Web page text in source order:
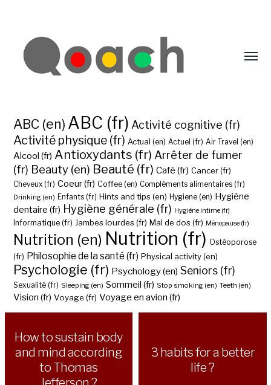
ABC (en) ABC (fr) Activité cognitive (fr)
Activité physique (fr) Actual (en) Actuel (fr) Air Travel (en)
Alcool (fr) Antioxydants (fr) Arrêter de fumer
(fr) Beauty (en) Beauté (fr) Café (fr) Cancer (fr)
Cheveux (fr) Coeur (fr) Coffee (en) Compléments alimentaires (fr)
Drinking (en) Enfants (fr) Hints and tips (en) Hygiene (en) Hygiène
dentaire (fr) Hygiène générale (fr) Hygiène intime (fr)
Informatique (fr) Jambes lourdes (fr) Mal de dos (fr) Ménopause (fr)
Nutrition (en) Nutrition (fr) Ostéoporose
(fr) Philosophie de la santé (fr) Physical activity (en)
Psychologie (fr) Psychology (en) Seniors (fr)
Sexualité (fr) Sleeping (en) Sommeil (fr) Stop smoking (en) Teeth (en)
Vision (fr) Voyage (fr) Voyage en avion (fr)
How to sustain body
and mind according
to Thomas
3 habits for a better
life ?